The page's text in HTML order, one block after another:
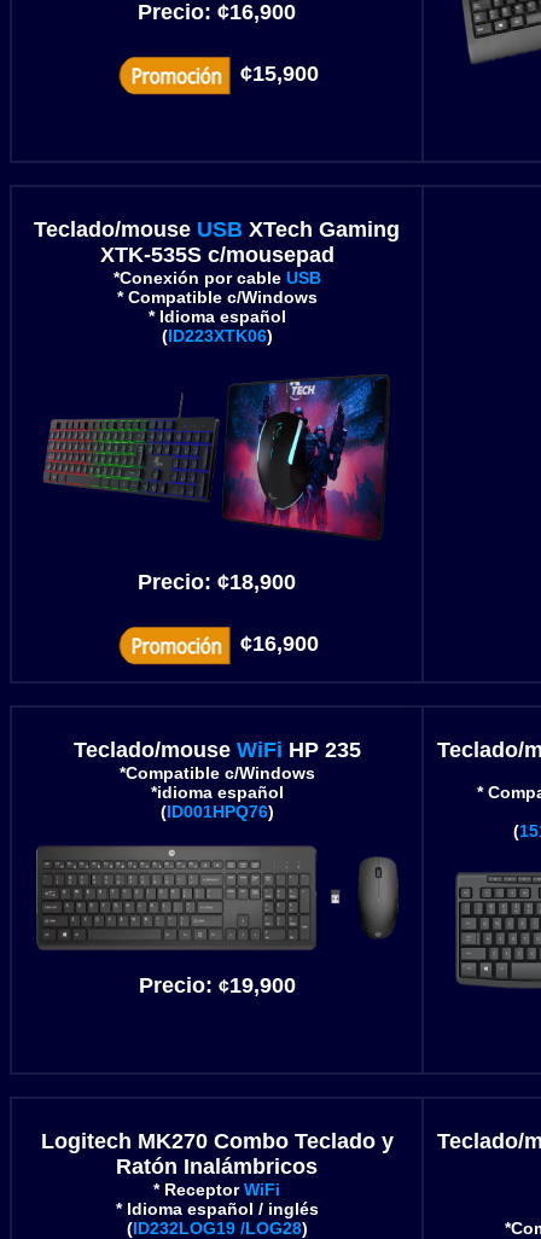
Precio: ¢16,900
¢15,900
Teclado/mouse USB XTech Gaming
XTK-535S c/mousepad
*Conexión por cable USB
* Compatible c/Windows
* Idioma español
(ID223XTK06)
Precio: ¢18,900
¢16,900
Teclado/mouse WiFi HP 235
*Compatible c/Windows
*idioma español
(ID001HPQ76)
Precio: ¢19,900
Teclado/
*
(
Logitech MK270 Combo Teclado y
Ratón Inalámbricos
* ReceptorWiFi
* Idioma español / inglés
(ID232LOG19 /LOG28)
Teclado/